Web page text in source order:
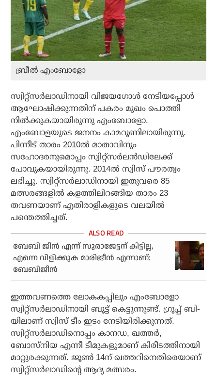
ബ്രീല്‍ എംബോളോ
സ്വിറ്റ്സര്‍ലാഡിനായി വിജയഗോള്‍ നേടിയപ്പോള്‍
ആഘോഷിക്കുന്നതിന് പകരം മുഖം പൊത്തി
നില്‍ക്കുകയായിരുന്നു എംബോളോ.
എംബോളയുടെ ജനനം കാമറൂണിലായിരുന്നു.
പിന്നീട് താരം 2010ല്‍ മാതാവിനും
സഹോദരനുമൊപ്പം സ്വിറ്റ്സര്‍ലന്‍ഡിലേക്ക്
പോവുകയായിരുന്നു. 2014ല്‍ സ്വിസ് പൗരത്വം
ലഭിച്ചു. സ്വിറ്റ്സര്‍ലാഡിനായി ഇതുവരെ 85
മത്സരങ്ങളില്‍ കളത്തിലിറങ്ങിയ താരം 23
തവണയാണ് എതിരാളികളുടെ വലയില്‍
പന്തെത്തിച്ചത്.
ബേബി ജീന്‍ എന്ന് സുരാജേട്ടന് കിട്ടില്ല,
എന്നെ വിളിക്കുക മാരിജീന്‍ എന്നാണ്:
ബേബിജീന്‍
ഇത്തവണത്തെ ലോകകപ്പിലും എംബോളോ
സ്വിറ്റ്സര്‍ലാഡിനായി ബൂട്ട് കെട്ടുന്നുണ്ട്. ഗ്രൂപ്പ് ബി-
യിലാണ് സ്വിസ് ടീം ഇടം നേടിയിരിക്കുന്നത്.
സ്വിറ്റ്സര്‍ലാഡിനൊപ്പം കാനഡ, ഖത്തര്‍,
ബോസ്‌നിയ എന്നീ ടീമുകളുമാണ് കിരീടത്തിനായി
മാറ്റുരക്കുന്നത്. ജൂണ്‍ 14ന് ഖത്തറിനെതിരെയാണ്
സ്വിറ്റ്സര്‍ലാഡിന്റെ ആദ്യ മത്സരം.